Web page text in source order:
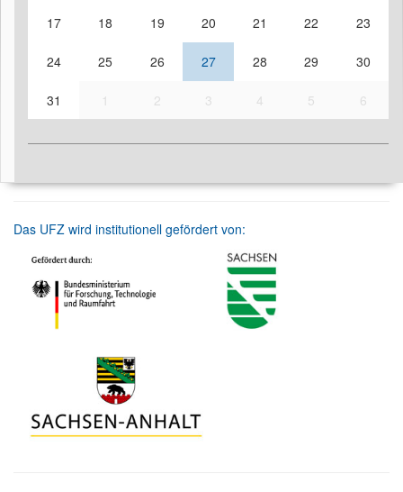
17 18 19 20 21 22 23
24 25 26 27 28 29 30
31 1 2 3 4 5 6
Das UFZ wird institutionell gefördert von: